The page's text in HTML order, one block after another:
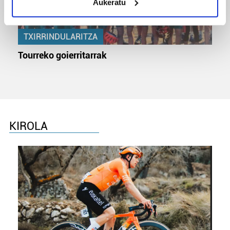
Identify your device by actively scanning it for
specific characteristics (fingerprinting)
Find out more about how your personal data is processed
and set your preferences in thedetails section.
produktuak garatzeko. Zure datuak nork eta zertarako
Bazkide batzuek ez dizute baimenik eskatzen, eta beren
interes komertzial legitimoetan babesten dira. Ikusi gure
bazkideen zerrenda, beren ustez zein helburutarako
duten interes legitimoa eta horren aurka nola egin
dezakezun ikusteko.
Aukeratu
TXIRRINDULARITZA
Tourreko goierritarrak
KIROLA